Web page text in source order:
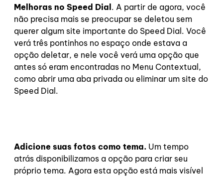
Melhoras no Speed Dial . A partir de agora, você
não precisa mais se preocupar se deletou sem
querer algum site importante do Speed Dial. Você
verá três pontinhos no espaço onde estava a
opção deletar, e nele você verá uma opção que
antes só eram encontradas no Menu Contextual,
como abrir uma aba privada ou eliminar um site do
Speed Dial.
Adicione suas fotos como tema. Um tempo
atrás disponibilizamos a opção para criar seu
próprio tema. Agora esta opção está mais visível